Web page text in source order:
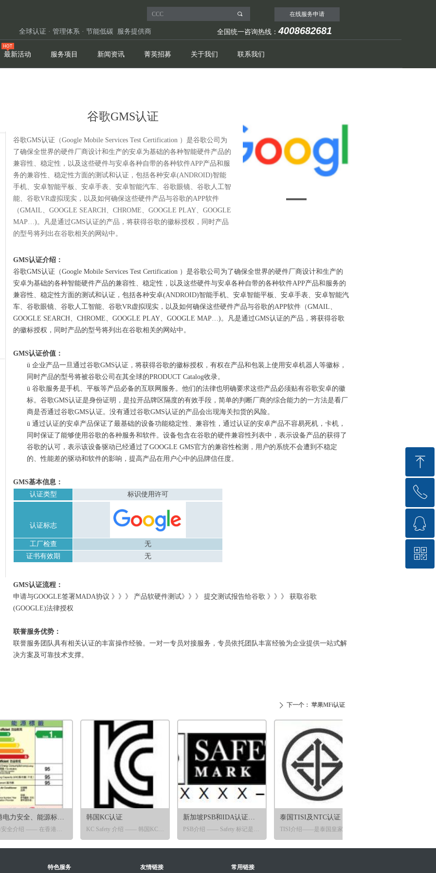
끠
最新活动 服务项目 新闻资讯 菁英招募 关于我们 联系我们
在线服务申请
全球认证 · 管理体系 · 节能低碳 服务提供商 全国统一咨询热线：4008682681
谷歌GMS认证（Google Mobile Services Test Certification ）是谷歌公司为
了确保全世界的硬件厂商设计和生产的安卓为基础的各种智能硬件产品的
兼容性、稳定性，以及这些硬件与安卓各种自带的各种软件APP产品和服
务的兼容性、稳定性方面的测试和认证，包括各种安卓(ANDROID)智能
手机、安卓智能平板、安卓手表、安卓智能汽车、谷歌眼镜、谷歌人工智
能、谷歌VR虚拟现实，以及如何确保这些硬件产品与谷歌的APP软件
（GMAIL、GOOGLE SEARCH、CHROME、GOOGLE PLAY、GOOGLE
MAP…)。凡是通过GMS认证的产品，将获得谷歌的徽标授权，同时产品
的型号将列出在谷歌相关的网站中。
谷歌GMS认证
GMS认证介绍：
谷歌GMS认证（Google Mobile Services Test Certification ）是谷歌公司为了确保全世界的硬件厂商设计和生产的
安卓为基础的各种智能硬件产品的兼容性、稳定性，以及这些硬件与安卓各种自带的各种软件APP产品和服务的
兼容性、稳定性方面的测试和认证，包括各种安卓(ANDROID)智能手机、安卓智能平板、安卓手表、安卓智能汽
车、谷歌眼镜、谷歌人工智能、谷歌VR虚拟现实，以及如何确保这些硬件产品与谷歌的APP软件（GMAIL、
GOOGLE SEARCH、CHROME、GOOGLE PLAY、GOOGLE MAP…)。凡是通过GMS认证的产品，将获得谷歌
的徽标授权，同时产品的型号将列出在谷歌相关的网站中。
GMS认证价值：
ü 企业产品一旦通过谷歌GMS认证，将获得谷歌的徽标授权，有权在产品和包装上使用安卓机器人等徽标，
同时产品的型号将被谷歌公司在其全球的PRODUCT Catalog收录。
ü 谷歌服务是手机、平板等产品必备的互联网服务。他们的法律也明确要求这些产品必须贴有谷歌安卓的徽
标。谷歌GMS认证是身份证明，是拉开品牌区隔度的有效手段，简单的判断厂商的综合能力的一方法是看厂
商是否通过谷歌GMS认证。没有通过谷歌GMS认证的产品会出现海关扣货的风险。
ü 通过认证的安卓产品保证了最基础的设备功能稳定性、兼容性，通过认证的安卓产品不容易死机，卡机，
同时保证了能够使用谷歌的各种服务和软件。设备包含在谷歌的硬件兼容性列表中，表示设备产品的获得了
谷歌的认可，表示该设备驱动已经通过了GOOGLE GMS官方的兼容性检测，用户的系统不会遭到不稳定
的、性能差的驱动和软件的影响，提高产品在用户心中的品牌信任度。
GMS基本信息：
认证类型
标识使用许可
认证标志
工厂检查
无
证书有效期
无
GMS认证流程：
申请与GOOGLE签署MADA协议 》》》 产品软硬件测试》》》 提交测试报告给谷歌 》》》 获取谷歌
(GOOGLE)法律授权
联誉服务优势：
联誉服务团队具有相关认证的丰富操作经验。一对一专员对接服务，专员依托团队丰富经验为企业提供一站式解
决方案及可靠技术支撑。
香港电力安全、能源标签及OFCA认证
电力安全介绍 —— 在香港市场销售的产品，只有在香港机电署备案的实验室取得CB测试报告及CB证书，就可在市场上进行销售，以备香港机电署机构随时在市场上的抽查。
条例》【第598章】推行强制性能源效益标签计划。
和电信类产品必须符合其要求和申请认证，并在产品上显示标志和认可号码。
韩国KC认证
KC Safety 介绍 —— 韩国KC标志认证，是韩国强制性安全认证制度。最新《电器用品安全管理法》要求，依据产品危害性等级的不同，将KC Safety认证划分为三类：强制性 安全认证（Safety Certification）、自律性安全确认(Self-regulatory Safety Confirmation)、供应商自我确认(SDoC)。
KC EMC和RF介绍 —— KC EMC和KC RF认证包括电磁兼容测试、无线射频和电信测试。
新加坡PSB和IDA认证介绍
PSB介绍 —— Safety 标记是产品出口到新加坡的强制性安全标记，在新加坡销售的电子电 气产品必须申请获取新加坡SPRING的强制性电气安全认证。
IDA介绍 —— IDA是新加坡管制无线和电信法规的机构，部分无线产品和电信产品必须在进入市场前取得IDA许可。
泰国TISI及NTC认证
TISI介绍——是泰国皇家法令规定的强制性认证，规定所涉及的电子电气产品必须符合泰国TIS标准，并加贴标志才能在泰国市场合法销售。
NTC介绍——NTC是泰国管制无线和电信法规的机构，所有无线和电信产品在进入市场前必须取得NTC许可。只有本地注册公司才能作为NTC持证方。
ꄲ 下一个： 苹果MFi认证
日本PSE菱形
特色服务 友情链接 常用链接
ꁸ
回到顶部
ꂅ
ꁗ
QQ客服
ꀥ